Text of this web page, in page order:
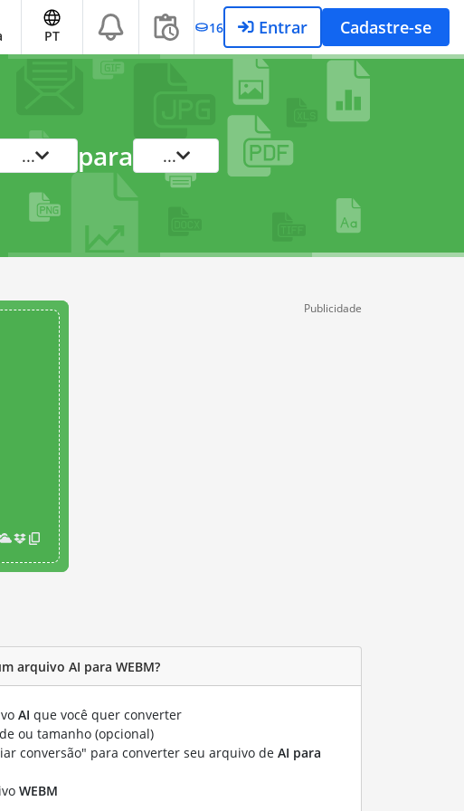
PT 16 Entrar Cadastre-se
... para ...
Publicidade
arquivo AI para WEBM?
AI que você quer converter
ou tamanho (opcional)
conversão" para converter seu arquivo de AI para
WEBM